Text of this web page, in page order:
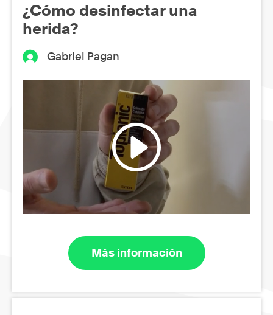
¿Cómo desinfectar una
herida?
Gabriel Pagan
Más información